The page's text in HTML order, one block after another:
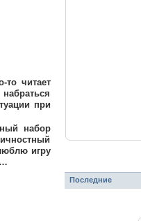
то читает
при
набор
игру
Последние